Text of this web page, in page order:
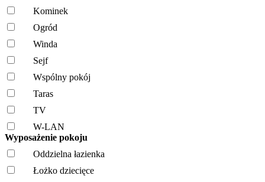
Kominek
Ogród
Winda
Sejf
Wspólny pokój
Taras
TV
W-LAN
Wyposażenie pokoju
Oddzielna łazienka
Łożko dziecięce